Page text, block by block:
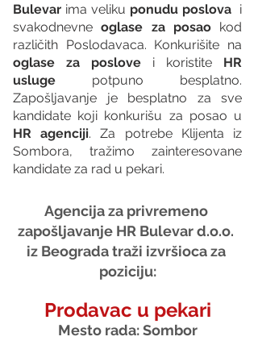
Bulevar ima veliku ponudu poslova
  i
svakodnevne oglase za posao kod
oglase za poslove i koristite HR
usluge potpuno besplatno.
Zapošljavanje je besplatno za sve
HR agenciji. Za potrebe Klijenta iz
Sombora, tražimo zainteresovane
kandidate za rad u pekari.
Agencija za privremeno
zapošljavanje HR Bulevar d.o.o.
iz Beograda traži izvršioca za
poziciju:
Prodavac u pekari
Mesto rada: Sombor